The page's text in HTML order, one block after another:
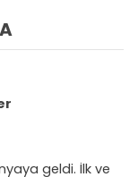
geldi. İlk ve